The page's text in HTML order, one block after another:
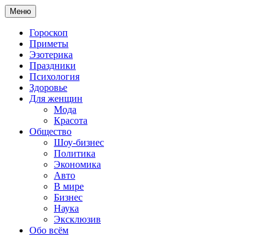
Меню
Гороскоп
Приметы
Эзотерика
Праздники
Психология
Здоровье
Для женщин
Мода
Красота
Общество
Шоу-бизнес
Политика
Экономика
Авто
В мире
Бизнес
Наука
Эксклюзив
Обо всём